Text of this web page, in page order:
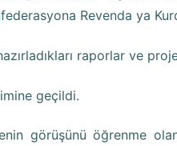
Revenda ya
raporlar ve
geçildi.
görüşünü öğrenme